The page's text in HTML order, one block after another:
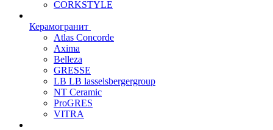
CORKSTYLE
Керамогранит
Atlas Concorde
Axima
Belleza
GRESSE
LB LB lasselsbergergroup
NT Ceramic
ProGRES
VITRA